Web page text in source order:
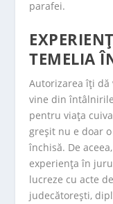
parafei.
TEMELIA
Autorizarea îți dă
vine din
pentru viața
greșit nu e doar
închisă. De
experiența în
lucreze cu acte
judecătorești,